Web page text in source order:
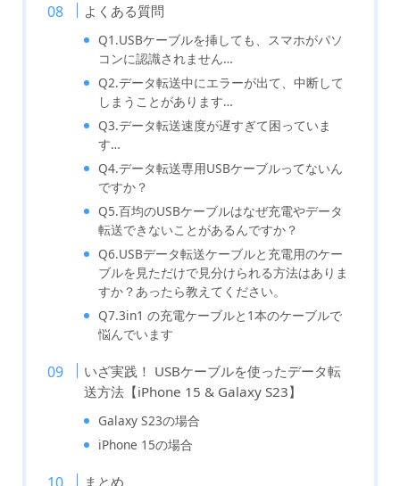
よくある質問
Q1.USBケーブルを挿しても、スマホがパソ
コンに認識されません…
Q2.データ転送中にエラーが出て、中断して
しまうことがあります…
Q3.データ転送速度が遅すぎて困っていま
す…
Q4.データ転送専用USBケーブルってないん
ですか？
Q5.百均のUSBケーブルはなぜ充電やデータ
転送できないことがあるんですか？
Q6.USBデータ転送ケーブルと充電用のケー
ブルを見ただけで見分けられる方法はありま
すか？あったら教えてください。
Q7.3in1 の充電ケーブルと1本のケーブルで
悩んでいます
いざ実践！ USBケーブルを使ったデータ転
送方法【iPhone 15 & Galaxy S23】
Galaxy S23の場合
iPhone 15の場合
まとめ